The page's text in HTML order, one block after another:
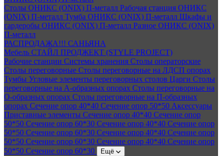
Столы ОНИКС (ONIX) П-металл Рабочая станция ОНИКС
(ONIX) П-металл Тумба ОНИКС (ONIX) П-металл Шкафы и
гардеробы ОНИКС (ONIX) П-металл Разное ОНИКС (ONIX)
П-металл
РАСПРОДАЖА!!! САНЬЯНА
Мебель СТАЙЛ ПРОДЖЕКТ (STYLE PROJECT)
Рабочие станции Системы хранения Столы операторские
Столы переговорные Столы переговорные на ЛДСП опорах
Тумбы Угловые элементы переговорных столов Царги Столы
переговорные на А-образных опорах Столы переговорные на
О-образных опорах Столы переговорные на П-образных
опорах Сечение опор 40*40 Сечение опор 50*50 Аксессуары
Приставные элементы Сечение опор 40*40 Сечение опор
50*50 Сечение опор 60*30 Сечение опор 40*40 Сечение опор
50*50 Сечение опор 60*30 Сечение опор 40*40 Сечение опор
50*50 Сечение опор 60*30 Сечение опор 40*40 Сечение опор
50*50 Сечение опор 60*30 Ещё